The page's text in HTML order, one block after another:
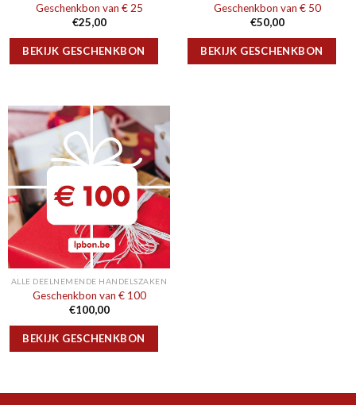
Geschenkbon van € 25
€25,00
BEKIJK GESCHENKBON
Geschenkbon van € 50
€50,00
BEKIJK GESCHENKBON
ALLE DEELNEMENDE HANDELSZAKEN
Geschenkbon van € 100
€100,00
BEKIJK GESCHENKBON